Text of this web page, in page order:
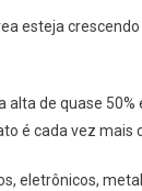
esteja
de quase
é cada vez mais
eletrônicos,